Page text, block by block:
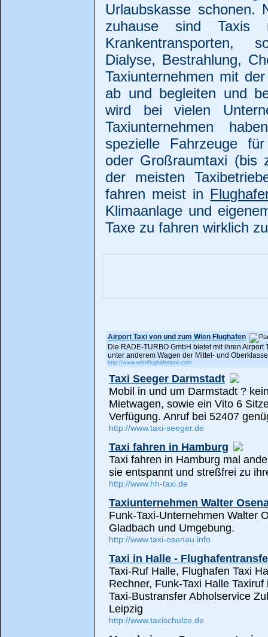
Urlaubskasse schonen.
zuhause sind
Krankentransporten,
Dialyse, Bestrahlung,
Taxiunternehmen mit
ab und begleiten und
wird bei vielen
Taxiunternehmen
spezielle Fahrzeuge
oder Großraumtaxi (bis
der meisten
fahren meist in
Klimaanlage und
Taxe zu fahren wirklich
Airport Taxi von und zum Wien Flughafen
Die RADE-TURBO GmbH bietet mit ihren
unter anderem Wagen der Mittel- und
http://www.wienflughafentaxi.com
Taxi Seeger Darmstadt
Mobil in und um Darmstadt ?
Mietwagen, sowie ein Vito 6
Verfügung. Anruf bei 52407
http://www.taxi-seeger.de
Taxi fahren in Hamburg
Taxi fahren in Hamburg mal
sie entspannt und streßfrei zu
http://www.hh-taxi.de
Taxiunternehmen Walter
Funk-Taxi-Unternehmen Walter
Gladbach und Umgebung.
http://www.taxi-osenau.info
Taxi in Halle -
Taxi-Ruf Halle, Flughafen Taxi
Rechner, Funk-Taxi Halle
Taxi-Bustransfer Abholservice
Leipzig
http://www.taxischulze.de